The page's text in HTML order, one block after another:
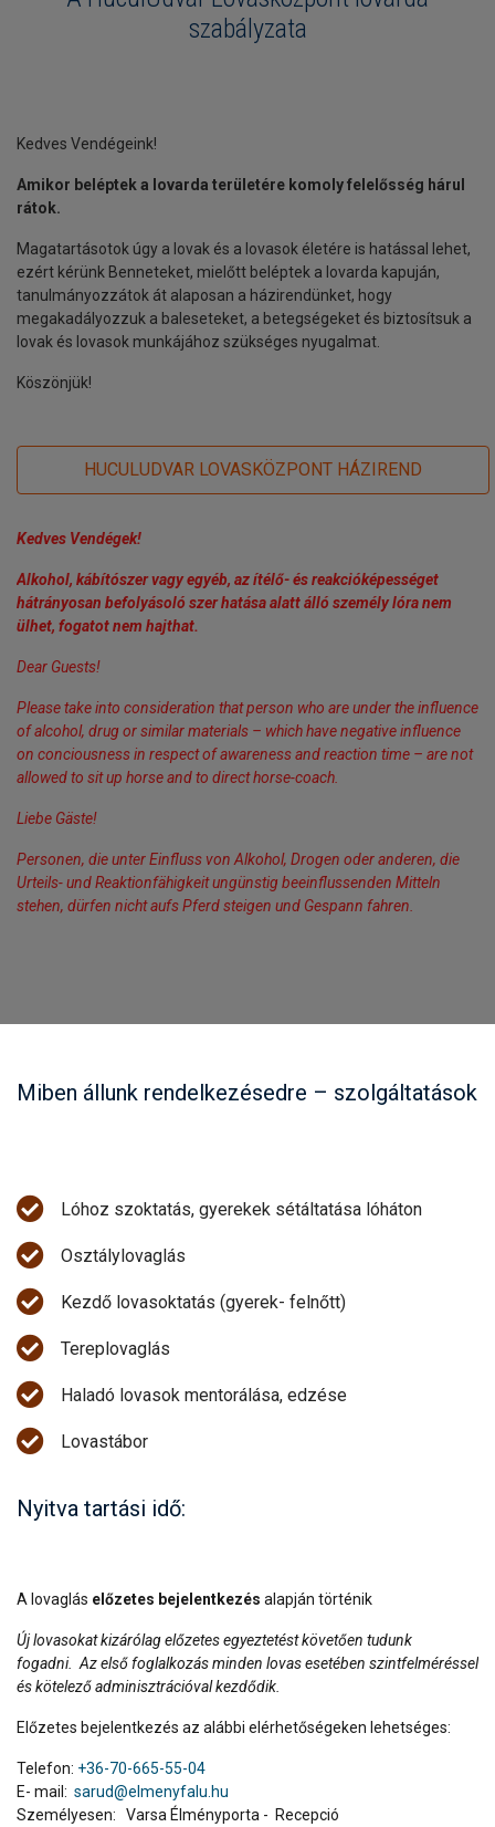
szabályzata
Kedves Vendégeink!
Amikor beléptek a lovarda területére komoly felelősség hárul
rátok.
Magatartásotok úgy a lovak és a lovasok életére is hatással lehet,
ezért kérünk Benneteket, mielőtt beléptek a lovarda kapuján,
tanulmányozzátok át alaposan a házirendünket, hogy
megakadályozzuk a baleseteket, a betegségeket és biztosítsuk a
lovak és lovasok munkájához szükséges nyugalmat.
Köszönjük!
HUCULUDVAR LOVASKÖZPONT HÁZIREND
Kedves Vendégek!
Alkohol, kábítószer vagy egyéb, az ítélő- és reakcióképességet
hátrányosan befolyásoló szer hatása alatt álló személy lóra nem
ülhet, fogatot nem hajthat.
Dear Guests!
Please take into consideration that person who are under the influence
of alcohol, drug or similar materials – which have negative influence
on conciousness in respect of awareness and reaction time – are not
allowed to sit up horse and to direct horse-coach.
Liebe Gäste!
Personen, die unter Einfluss von Alkohol, Drogen oder anderen, die
Urteils- und Reaktionfähigkeit ungünstig beeinflussenden Mitteln
stehen, dürfen nicht aufs Pferd steigen und Gespann fahren.
Miben állunk rendelkezésedre – szolgáltatások
Lóhoz szoktatás, gyerekek sétáltatása lóháton
Osztálylovaglás
Kezdő lovasoktatás (gyerek- felnőtt)
Tereplovaglás
Haladó lovasok mentorálása, edzése
Lovastábor
Nyitva tartási idő:
A lovaglás előzetes bejelentkezés alapján történik
Új lovasokat kizárólag előzetes egyeztetést követően tudunk
fogadni. Az első foglalkozás minden lovas esetében szintfelméréssel
és kötelező adminisztrációval kezdődik.
Előzetes bejelentkezés az alábbi elérhetőségeken lehetséges:
Telefon: +36-70-665-55-04
E- mail: sarud@elmenyfalu.hu
Személyesen: Varsa Élményporta - Recepció